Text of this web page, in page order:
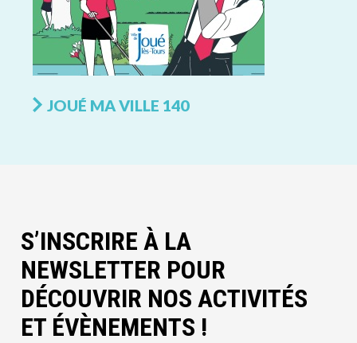
JOUÉ MA VILLE 140
S’INSCRIRE À LA
NEWSLETTER POUR
DÉCOUVRIR NOS ACTIVITÉS
ET ÉVÈNEMENTS !